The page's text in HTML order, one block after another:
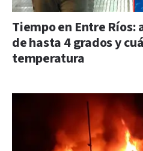
Tiempo en Entre
de hasta 4 grados y
temperatura